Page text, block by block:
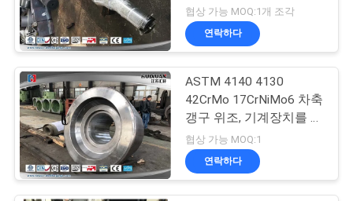
우
리
에
대
하
여
장치 공백 위조
17
계 부속품
협상 가능 MOQ:1개 조각
연락하다
ASTM 4140 4130
42CrMo 17CrNiMo6 차축
갱구 위조, 기계장치를 위
한 테이퍼 갱구
협상 가능 MOQ:1
연락하다